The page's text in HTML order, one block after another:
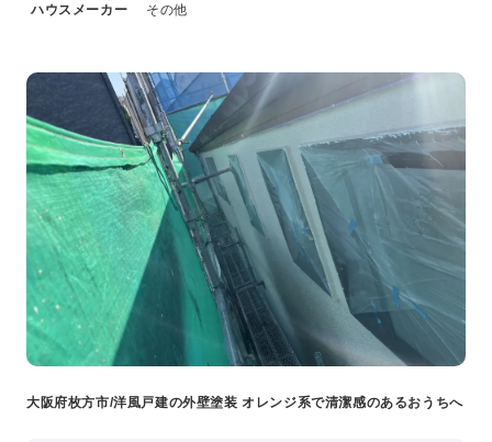
ハウスメーカー
その他
大阪府枚方市/洋風戸建の外壁塗装 オレンジ系で清潔感のあるおうちへ